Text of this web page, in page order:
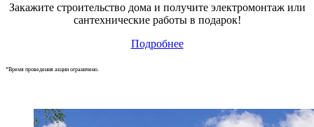
Закажите строительство дома и получите электромонтаж или
сантехнические работы в подарок!
Подробнее
*Время проведения акции ограничено.